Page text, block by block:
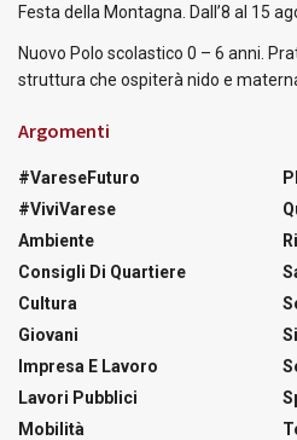
Festa della Montagna. Dall’8 al 15
Nuovo Polo scolastico 0 – 6 anni.
struttura che ospiterà nido e
Argomenti
#VareseFuturo
#ViviVarese
Ambiente
Consigli Di Quartiere
Cultura
Giovani
Impresa E Lavoro
Lavori Pubblici
Mobilità